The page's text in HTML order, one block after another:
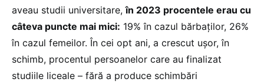
aveau studii universitare,în 2023 procentele erau cu
câteva puncte mai mici: 19% în cazul bărbaților, 26%
în cazul femeilor. În cei opt ani, a crescut ușor, în
schimb, procentul persoanelor care au finalizat
studiile liceale – fără a produce schimbări